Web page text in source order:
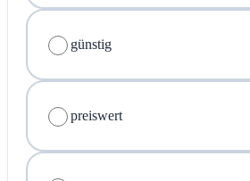
günstig
preiswert